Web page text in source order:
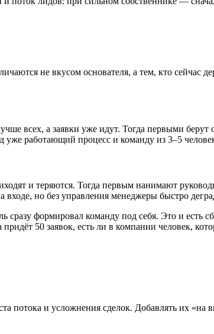
не вкусом основателя, а тем, кто сейчас
всех, а заявки уже идут. Тогда первыми берут
работающий процесс и команду из 3–5
и теряются. Тогда первым нанимают
но без управления менеджеры быстро
формировал команду под себя. Это и есть
50 заявок, есть ли в компании человек,
и усложнения сделок. Добавлять их «на